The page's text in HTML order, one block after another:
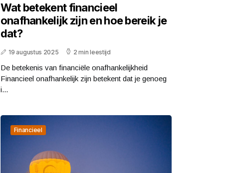
Wat betekent financieel
onafhankelijk zijn en hoe bereik je
dat?
19 augustus 2025 2 min leestijd
De betekenis van financiële onafhankelijkheid
Financieel onafhankelijk zijn betekent dat je genoeg
i...
Financieel